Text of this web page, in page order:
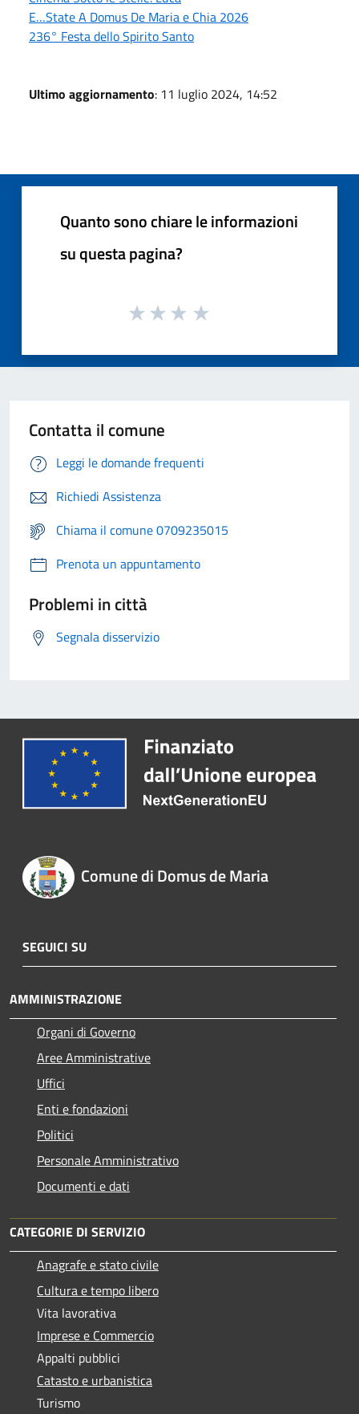
E…State A Domus De Maria e Chia 2026
236° Festa dello Spirito Santo
Ultimo aggiornamento: 11 luglio 2024, 14:52
Quanto sono chiare le informazioni
su questa pagina?
Contatta il comune
Leggi le domande frequenti
Richiedi Assistenza
Chiama il comune 0709235015
Prenota un appuntamento
Problemi in città
Segnala disservizio
Comune di Domus de Maria
SEGUICI SU
AMMINISTRAZIONE
Organi di Governo
Aree Amministrative
Uffici
Enti e fondazioni
Politici
Personale Amministrativo
Documenti e dati
CATEGORIE DI SERVIZIO
Anagrafe e stato civile
Cultura e tempo libero
Vita lavorativa
Imprese e Commercio
Appalti pubblici
Catasto e urbanistica
Turismo